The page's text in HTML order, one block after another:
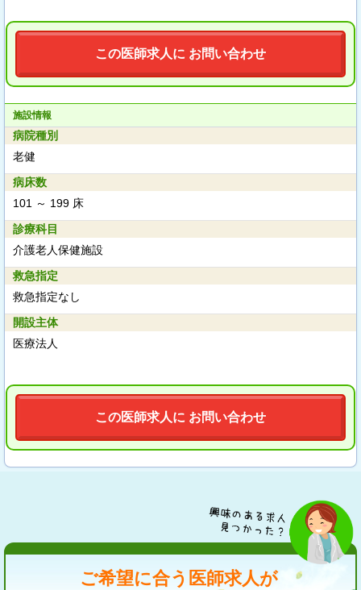
この医師求人に お問い合わせ
施設情報
病院種別
老健
病床数
101 ～ 199 床
診療科目
介護老人保健施設
救急指定
救急指定なし
開設主体
医療法人
この医師求人に お問い合わせ
ご希望に合う医師求人が